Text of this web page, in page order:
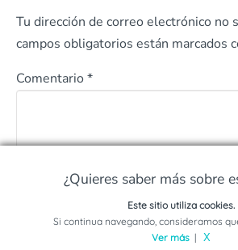
Tu dirección de correo electrónico no
campos obligatorios están marcados
Comentario *
¿Quieres saber más sobre
Solicita información sobre este
Este sitio utiliza cookies.
Si continua navegando, consideramos
Ver más| X